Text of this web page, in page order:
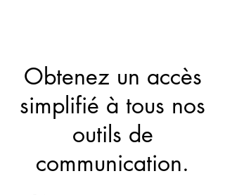
Obtenez un accès
simplifié à tous nos
outils de
communication.